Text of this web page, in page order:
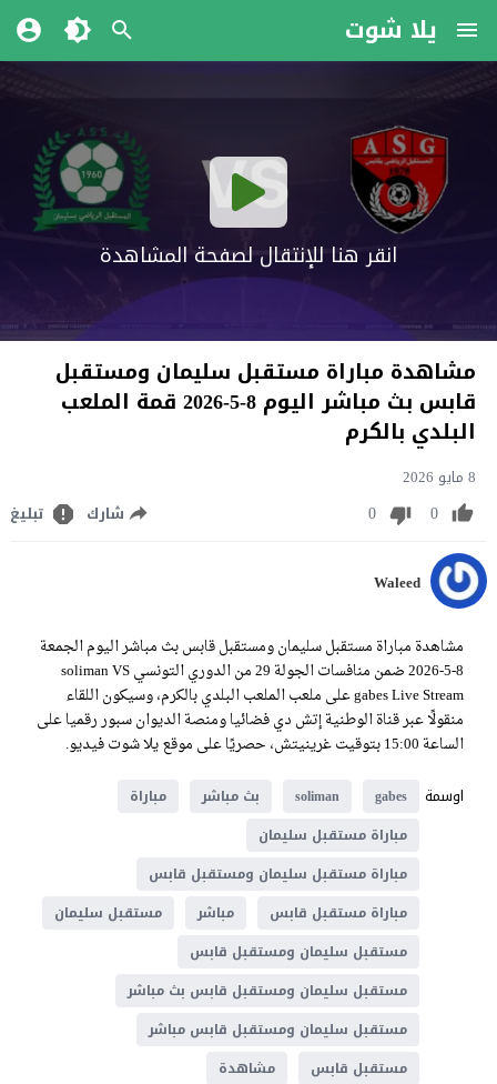
يلا شوت
انقر هنا للإنتقال لصفحة المشاهدة
مشاهدة مباراة مستقبل سليمان ومستقبل
قابس بث مباشر اليوم 8-5-2026 قمة الملعب
البلدي بالكرم
8 مايو 2026
0
0 شارك تبليغ
Waleed
مشاهدة مباراة مستقبل سليمان ومستقبل قابس بث مباشر اليوم الجمعة
8-5-2026 ضمن منافسات الجولة 29 من الدوري التونسي soliman VS
gabes Live Stream على ملعب الملعب البلدي بالكرم، وسيكون اللقاء
منقولًا عبر قناة الوطنية إتش دي فضائيا ومنصة الديوان سبور رقميا على
الساعة 15:00 بتوقيت غرينيتش، حصريًا على موقع يلا شوت فيديو.
اوسمة
gabes
soliman بث مباشر
مباراة
مباراة مستقبل سليمان
مباراة مستقبل سليمان ومستقبل قابس
مباراة مستقبل قابس
مباشر
مستقبل سليمان
مستقبل سليمان ومستقبل قابس
مستقبل سليمان ومستقبل قابس بث مباشر
مستقبل سليمان ومستقبل قابس مباشر
مستقبل قابس
مشاهدة